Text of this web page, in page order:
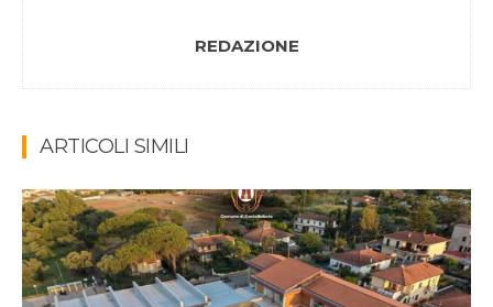
REDAZIONE
ARTICOLI SIMILI